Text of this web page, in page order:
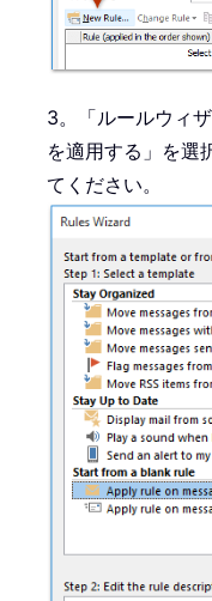
3。「ルールウィ
を適用する」を選
てください。